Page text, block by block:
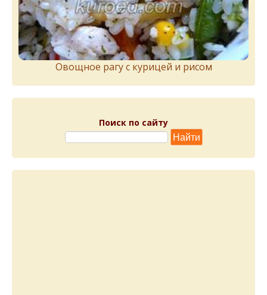
Овощное рагу с курицей и рисом
Поиск по сайту